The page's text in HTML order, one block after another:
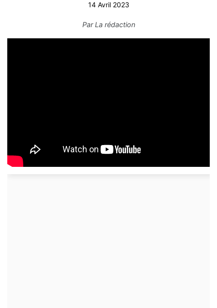
14 Avril 2023
ParLa rédaction